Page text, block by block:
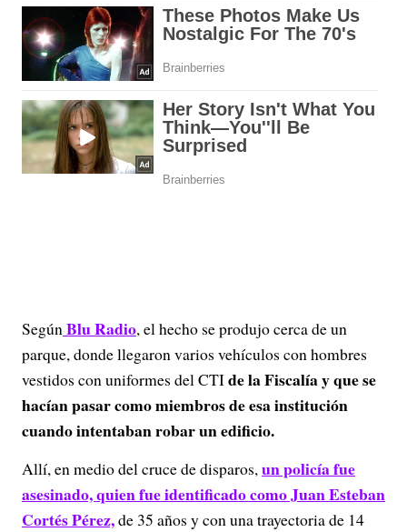
SegúnBlu Radio, el hecho se produjo cerca de un
parque, donde llegaron varios vehículos con hombres
vestidos con uniformes del CTIde la Fiscalía y que se
hacían pasar como miembros de esa institución
cuando intentaban robar un edificio.
Allí, en medio del cruce de disparos,un policía fue
asesinado, quien fue identificado como Juan Esteban
Cortés Pérez,de 35 años y con una trayectoria de 14